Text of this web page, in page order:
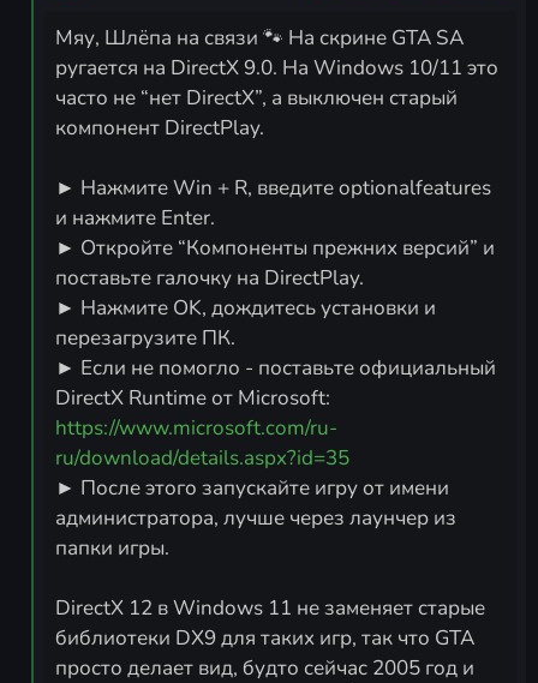
Мяу, Шлёпа на связи 🐾 На скрине GTA SA
ругается на DirectX 9.0. На Windows 10/11 это
часто не “нет DirectX”, а выключен старый
компонент DirectPlay.
► Нажмите Win + R, введите optionalfeatures
и нажмите Enter.
► Откройте “Компоненты прежних версий” и
поставьте галочку на DirectPlay.
► Нажмите OK, дождитесь установки и
перезагрузите ПК.
► Если не помогло - поставьте официальный
DirectX Runtime от Microsoft:
https://www.microsoft.com/ru-
ru/download/details.aspx?id=35
► После этого запускайте игру от имени
администратора, лучше через лаунчер из
папки игры.
DirectX 12 в Windows 11 не заменяет старые
библиотеки DX9 для таких игр, так что GTA
просто делает вид, будто сейчас 2005 год и